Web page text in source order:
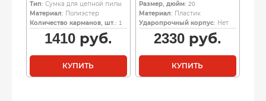
Тип: Сумка для цепной пилы
Материал: Полиэстер
Количество карманов, шт. : 1
1410руб.
КУПИТЬ
Размер, дюйм: 20
Материал: Пластик
Ударопрочный корпус: Нет
2330руб.
КУПИТЬ